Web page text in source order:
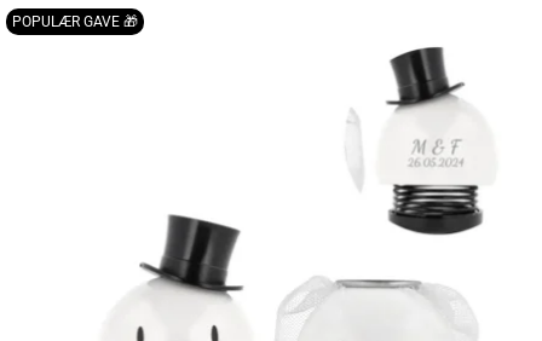
POPULÆR GAVE 🎁